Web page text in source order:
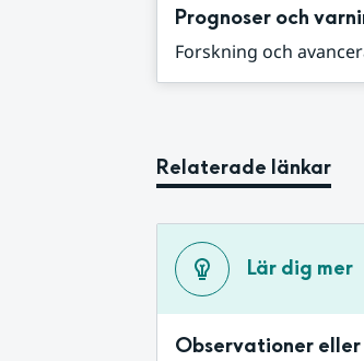
Prognoser och
Forskning och
Relaterade länkar
Lär dig mer
Observationer